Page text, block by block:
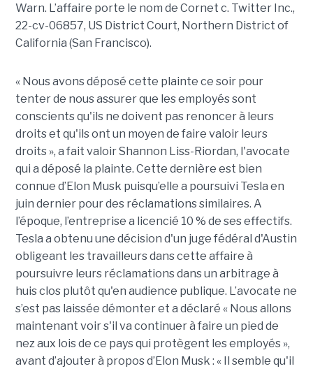
Warn. L’affaire porte le nom de Cornet c. Twitter Inc.,
22-cv-06857, US District Court, Northern District of
California (San Francisco).
« Nous avons déposé cette plainte ce soir pour
tenter de nous assurer que les employés sont
conscients qu'ils ne doivent pas renoncer à leurs
droits et qu'ils ont un moyen de faire valoir leurs
droits », a fait valoir Shannon Liss-Riordan, l'avocate
qui a déposé la plainte. Cette dernière est bien
connue d’Elon Musk puisqu’elle a poursuivi Tesla en
juin dernier pour des réclamations similaires. A
l’époque, l’entreprise a licencié 10 % de ses effectifs.
Tesla a obtenu une décision d'un juge fédéral d'Austin
obligeant les travailleurs dans cette affaire à
poursuivre leurs réclamations dans un arbitrage à
huis clos plutôt qu'en audience publique. L’avocate ne
s’est pas laissée démonter et a déclaré « Nous allons
maintenant voir s'il va continuer à faire un pied de
nez aux lois de ce pays qui protègent les employés »,
avant d’ajouter à propos d’Elon Musk : « Il semble qu'il